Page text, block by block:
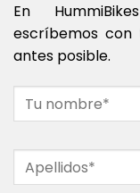
En
escríbemos con
antes posible.